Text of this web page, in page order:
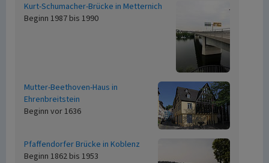
Kurt-Schumacher-Brücke in Metternich
Beginn 1987 bis 1990
Mutter-Beethoven-Haus in
Ehrenbreitstein
Beginn vor 1636
Pfaffendorfer Brücke in Koblenz
Beginn 1862 bis 1953